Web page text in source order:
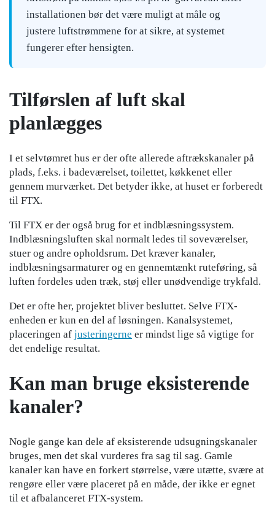
installationen bør det være muligt at måle og
justere luftstrømmene for at sikre, at systemet
fungerer efter hensigten.
Tilførslen af luft skal
planlægges
I et selvtømret hus er der ofte allerede aftrækskanaler på
plads, f.eks. i badeværelset, toilettet, køkkenet eller
gennem murværket. Det betyder ikke, at huset er forberedt
til FTX.
Til FTX er der også brug for et indblæsningssystem.
Indblæsningsluften skal normalt ledes til soveværelser,
stuer og andre opholdsrum. Det kræver kanaler,
indblæsningsarmaturer og en gennemtænkt ruteføring, så
luften fordeles uden træk, støj eller unødvendige trykfald.
Det er ofte her, projektet bliver besluttet. Selve FTX-
enheden er kun en del af løsningen. Kanalsystemet,
placeringen af justeringerne er mindst lige så vigtige for
det endelige resultat.
Kan man bruge eksisterende
kanaler?
Nogle gange kan dele af eksisterende udsugningskanaler
bruges, men det skal vurderes fra sag til sag. Gamle
kanaler kan have en forkert størrelse, være utætte, svære at
rengøre eller være placeret på en måde, der ikke er egnet
til et afbalanceret FTX-system.